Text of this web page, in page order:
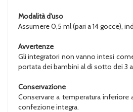
Modalità d'uso
Assumere 0,5 ml (pari a 14 gocce),
Avvertenze
Gli integratori non vanno intesi
portata dei bambini al di sotto dei 3
Conservazione
Conservare a temperatura inferiore
confezione integra.